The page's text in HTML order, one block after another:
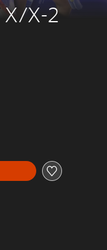
X/X-2